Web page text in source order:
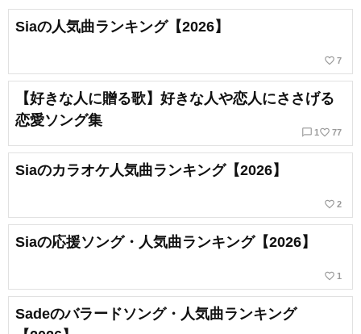
Siaの人気曲ランキング【2026】
favorite_border 7
【好きな人に贈る歌】好きな人や恋人にささげる
恋愛ソング集
chat_bubble_outline 1favorite_border 77
Siaのカラオケ人気曲ランキング【2026】
favorite_border 2
Siaの応援ソング・人気曲ランキング【2026】
favorite_border 1
Sadeのバラードソング・人気曲ランキング